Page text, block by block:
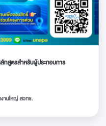
กสูตรสำหรับผู้ประกอบการ
านใหญ่ สวทช.